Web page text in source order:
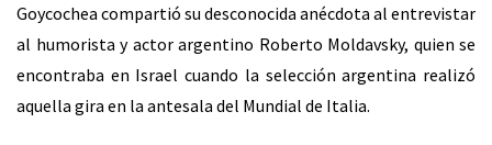
Goycochea compartió su desconocida anécdota al entrevistar
al humorista y actor argentino Roberto Moldavsky, quien se
encontraba en Israel cuando la selección argentina realizó
aquella gira en la antesala del Mundial de Italia.